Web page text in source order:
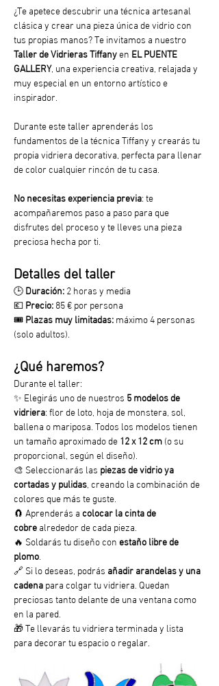
¿Te apetece descubrir una técnica artesanal
clásica y crear una pieza única de vidrio con
tus propias manos? Te invitamos a nuestro
Taller de Vidrieras Tiffany en EL PUENTE
GALLERY, una experiencia creativa, relajada y
muy especial en un entorno artístico e
inspirador.
Durante este taller aprenderás los
fundamentos de la técnica Tiffany y crearás tu
propia vidriera decorativa, perfecta para llenar
de color cualquier rincón de tu casa.
No necesitas experiencia previa: te
acompañaremos paso a paso para que
disfrutes del proceso y te lleves una pieza
preciosa hecha por ti.
Detalles del taller
🕒 Duración: 2 horas y media
💶 Precio: 85 € por persona
🎟️ Plazas muy limitadas: máximo 4 personas
(solo adultos).
¿Qué haremos?
Durante el taller:
✨ Elegirás uno de nuestros 5 modelos de
vidriera: flor de loto, hoja de monstera, sol,
ballena o mariposa. Todos los modelos tienen
un tamaño aproximado de 12 x 12 cm (o su
proporcional, según el diseño).
🎨 Seleccionarás las piezas de vidrio ya
cortadas y pulidas, creando la combinación de
colores que más te guste.
🧲 Aprenderás a colocar la cinta de
cobre alrededor de cada pieza.
🔥 Soldarás tu diseño con estaño libre de
plomo.
🔗 Si lo deseas, podrás añadir arandelas y una
cadena para colgar tu vidriera. Quedan
preciosas tanto delante de una ventana como
en la pared.
🎁 Te llevarás tu vidriera terminada y lista
para decorar tu espacio o regalar.